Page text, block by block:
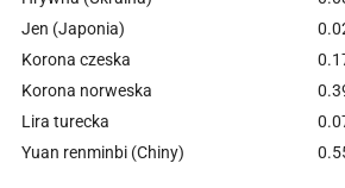
Jen (Japonia)
Korona czeska
Korona norweska
Lira turecka
Yuan renminbi (Chiny)